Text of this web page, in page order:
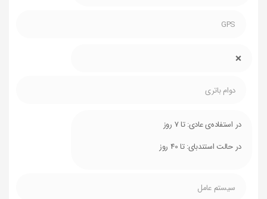
GPS
❌
دوام باتری
در استفاده‌ی عادی: تا 7 روز
در حالت استندبای: تا 40 روز
سیستم عامل